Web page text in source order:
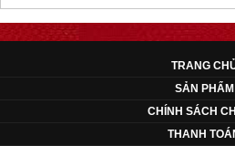
đơn giản cho ...
352.000 VNĐ
OT35 robot lắp
ráp nhấc chân di
TRANG
SẢN PHẨM
CHÍNH SÁCH
THANH